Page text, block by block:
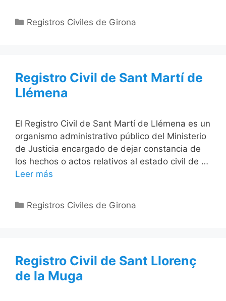
Categorías
Registros Civiles de Girona
Registro Civil de Sant Martí de
Llémena
El Registro Civil de Sant Martí de Llémena es un
organismo administrativo público del Ministerio
de Justicia encargado de dejar constancia de
los hechos o actos relativos al estado civil de …
Leer más
Categorías
Registros Civiles de Girona
Registro Civil de Sant Llorenç
de la Muga